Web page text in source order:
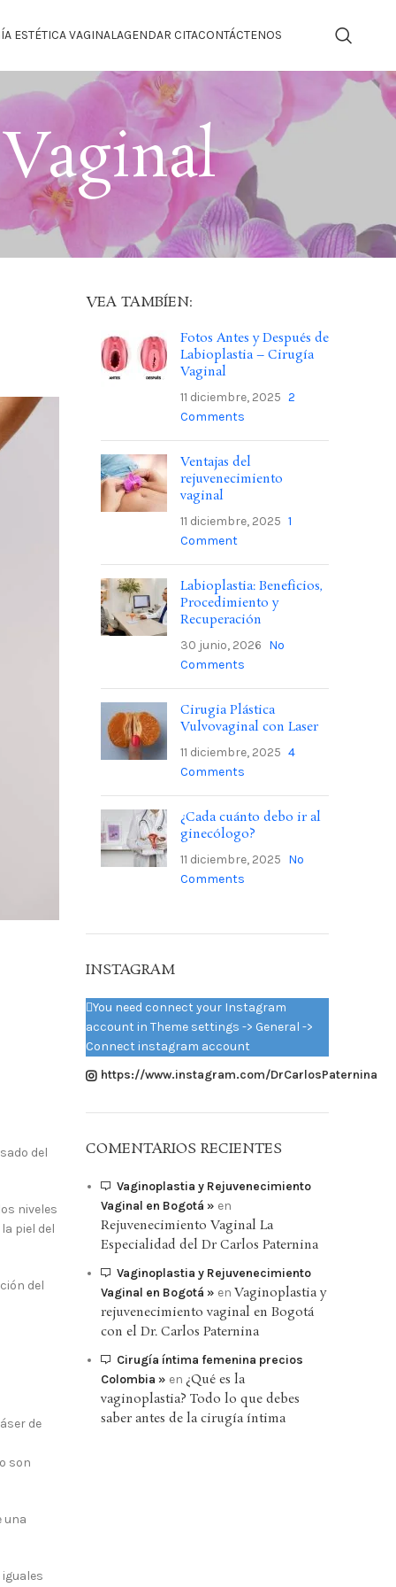
ESTÉTICA VAGINALAGENDAR CITACONTÁCTENOS
del
niveles
piel del
del
de
son
una
VEA TAMBÍEN:
Fotos Antes y Después de
Labioplastia – Cirugía
Vaginal
11 diciembre, 2025 2
Comments
Ventajas del
rejuvenecimiento
vaginal
11 diciembre, 2025 1
Comment
Labioplastia: Beneficios,
Procedimiento y
Recuperación
30 junio, 2026 No
Comments
Cirugia Plástica
Vulvovaginal con Laser
11 diciembre, 2025 4
Comments
¿Cada cuánto debo ir al
ginecólogo?
11 diciembre, 2025 No
Comments
INSTAGRAM
You need connect your Instagram
account in Theme settings -> General ->
Connect instagram account
https://www.instagram.com/DrCarlosPaternina
COMENTARIOS RECIENTES
Vaginoplastia y Rejuvenecimiento
Vaginal en Bogotá » en
Rejuvenecimiento Vaginal La
Especialidad del Dr Carlos Paternina
Vaginoplastia y Rejuvenecimiento
Vaginal en Bogotá » en Vaginoplastia y
rejuvenecimiento vaginal en Bogotá
con el Dr. Carlos Paternina
Cirugía íntima femenina precios
Colombia » en ¿Qué es la
vaginoplastia? Todo lo que debes
saber antes de la cirugía íntima